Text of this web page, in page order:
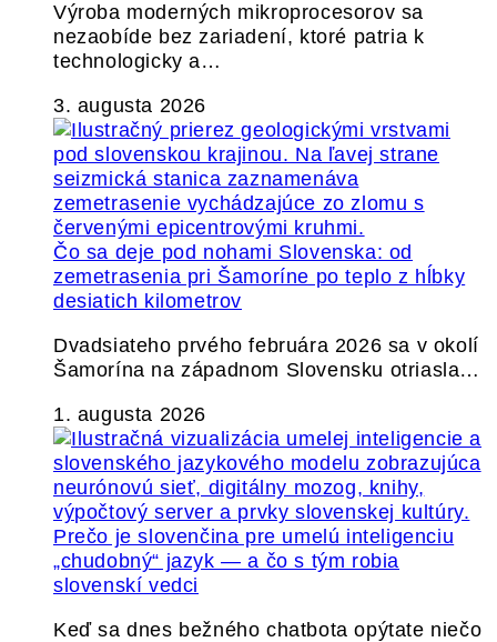
Výroba moderných mikroprocesorov sa
nezaobíde bez zariadení, ktoré patria k
technologicky a…
3. augusta 2026
Čo sa deje pod nohami Slovenska: od
zemetrasenia pri Šamoríne po teplo z hĺbky
desiatich kilometrov
Dvadsiateho prvého februára 2026 sa v okolí
Šamorína na západnom Slovensku otriasla…
1. augusta 2026
Prečo je slovenčina pre umelú inteligenciu
„chudobný“ jazyk — a čo s tým robia
slovenskí vedci
Keď sa dnes bežného chatbota opýtate niečo